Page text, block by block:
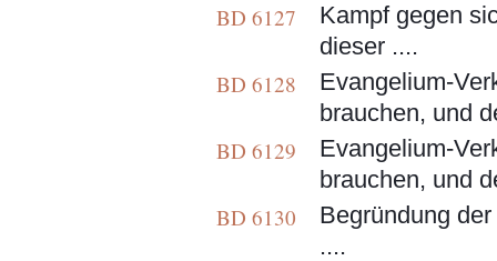
BD 6127
Kampf gegen
dieser ....
BD 6128
Evangelium-
brauchen, und
BD 6129
Evangelium-
brauchen, und
BD 6130
Begründung
....